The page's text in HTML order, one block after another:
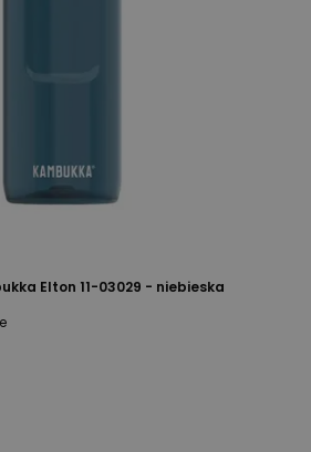
Elton 11-03029 - niebieska